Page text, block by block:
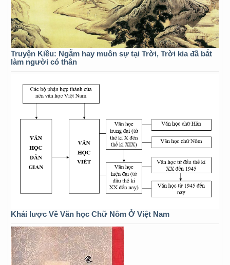
Truyện Kiều: Ngẫm hay muôn sự tại Trời, Trời kia đã bắt
làm người có thân
Khái lược Về Văn học Chữ Nôm Ở Việt Nam